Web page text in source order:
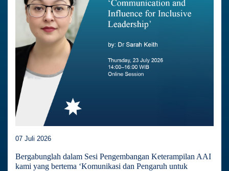
07 Juli 2026
Bergabunglah dalam Sesi Pengembangan Keterampilan AAI
kami yang bertema ‘Komunikasi dan Pengaruh untuk